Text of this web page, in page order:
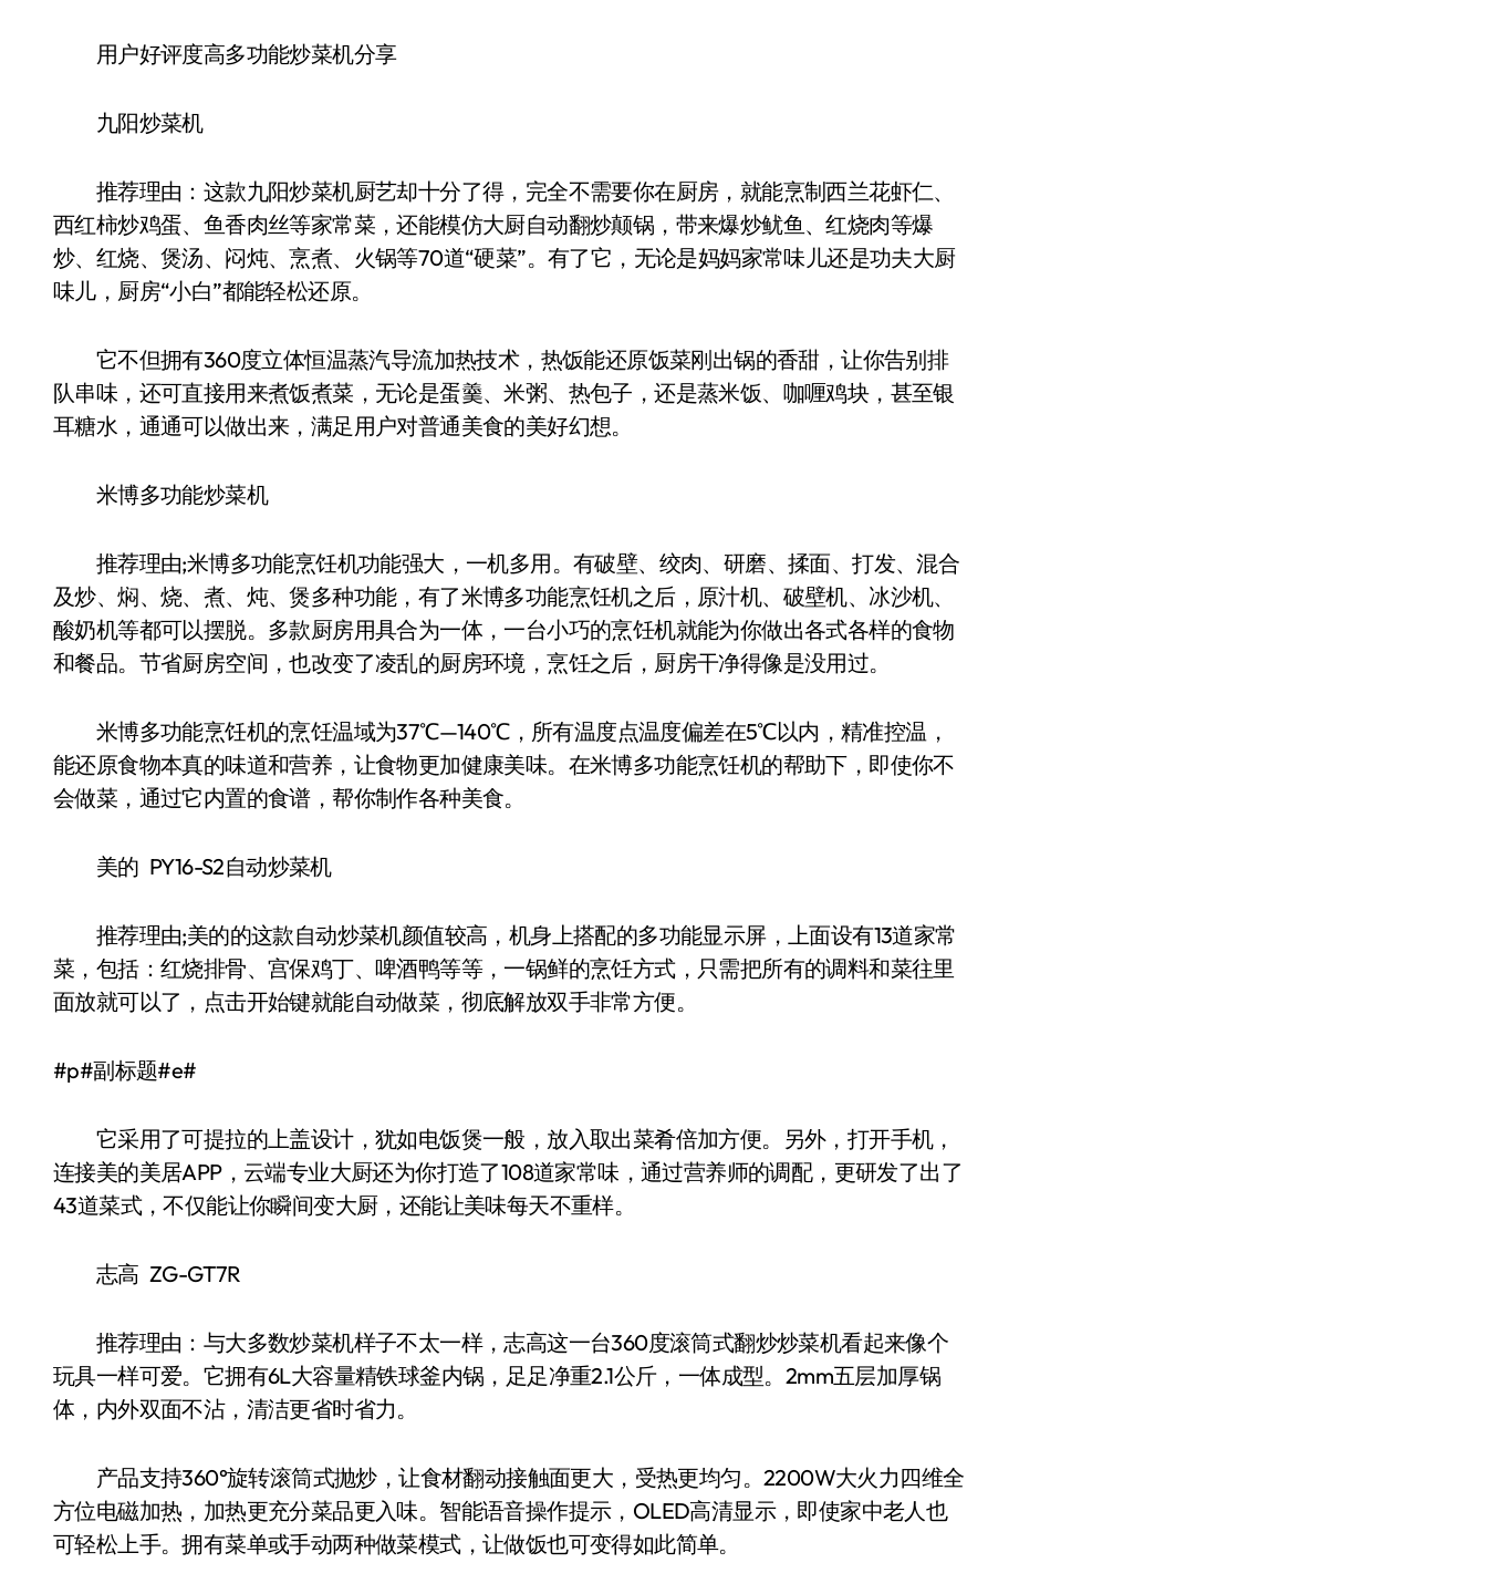
用户好评度高多功能炒菜机分享
九阳炒菜机
推荐理由：这款九阳炒菜机厨艺却十分了得，完全不需要你在厨房，就能烹制西兰花虾仁、
西红柿炒鸡蛋、鱼香肉丝等家常菜，还能模仿大厨自动翻炒颠锅，带来爆炒鱿鱼、红烧肉等爆
炒、红烧、煲汤、闷炖、烹煮、火锅等70道“硬菜”。有了它，无论是妈妈家常味儿还是功夫大厨
味儿，厨房“小白”都能轻松还原。
它不但拥有360度立体恒温蒸汽导流加热技术，热饭能还原饭菜刚出锅的香甜，让你告别排
队串味，还可直接用来煮饭煮菜，无论是蛋羹、米粥、热包子，还是蒸米饭、咖喱鸡块，甚至银
耳糖水，通通可以做出来，满足用户对普通美食的美好幻想。
米博多功能炒菜机
推荐理由;米博多功能烹饪机功能强大，一机多用。有破壁、绞肉、研磨、揉面、打发、混合
及炒、焖、烧、煮、炖、煲多种功能，有了米博多功能烹饪机之后，原汁机、破壁机、冰沙机、
酸奶机等都可以摆脱。多款厨房用具合为一体，一台小巧的烹饪机就能为你做出各式各样的食物
和餐品。节省厨房空间，也改变了凌乱的厨房环境，烹饪之后，厨房干净得像是没用过。
米博多功能烹饪机的烹饪温域为37℃—140℃，所有温度点温度偏差在5℃以内，精准控温，
能还原食物本真的味道和营养，让食物更加健康美味。在米博多功能烹饪机的帮助下，即使你不
会做菜，通过它内置的食谱，帮你制作各种美食。
美的 PY16-S2自动炒菜机
推荐理由;美的的这款自动炒菜机颜值较高，机身上搭配的多功能显示屏，上面设有13道家常
菜，包括：红烧排骨、宫保鸡丁、啤酒鸭等等，一锅鲜的烹饪方式，只需把所有的调料和菜往里
面放就可以了，点击开始键就能自动做菜，彻底解放双手非常方便。
#p#副标题#e#
它采用了可提拉的上盖设计，犹如电饭煲一般，放入取出菜肴倍加方便。另外，打开手机，
连接美的美居APP，云端专业大厨还为你打造了108道家常味，通过营养师的调配，更研发了出了
43道菜式，不仅能让你瞬间变大厨，还能让美味每天不重样。
志高 ZG-GT7R
推荐理由：与大多数炒菜机样子不太一样，志高这一台360度滚筒式翻炒炒菜机看起来像个
玩具一样可爱。它拥有6L大容量精铁球釜内锅，足足净重2.1公斤，一体成型。2mm五层加厚锅
体，内外双面不沾，清洁更省时省力。
产品支持360°旋转滚筒式抛炒，让食材翻动接触面更大，受热更均匀。2200W大火力四维全
方位电磁加热，加热更充分菜品更入味。智能语音操作提示，OLED高清显示，即使家中老人也
可轻松上手。拥有菜单或手动两种做菜模式，让做饭也可变得如此简单。